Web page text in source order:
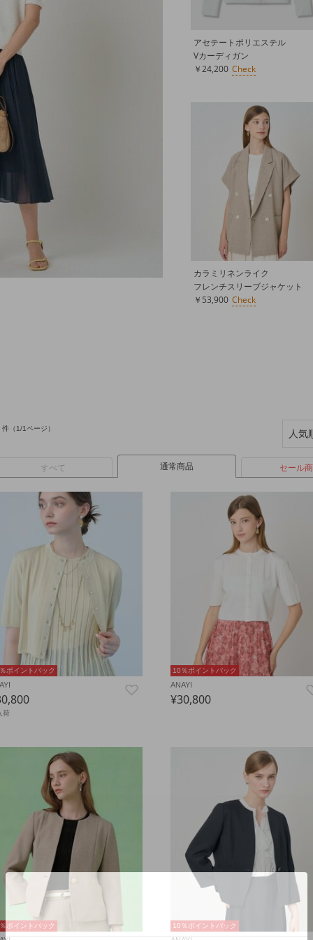
アセテートポリエステル
Vカーディガン
￥24,200
カラミリネンライク
フレンチスリーブジャケット
￥53,900
件（1/1ページ）
すべて 通常商品 セール
ポイントバック
荷
10％ポイントバック
ANAYI
¥30,800
ポイントバック 10％ポイントバック